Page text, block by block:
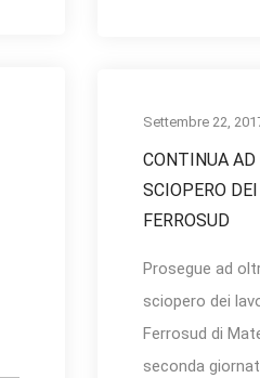
Settembre 22,
CONTINUA
SCIOPERO
FERROSUD
Prosegue ad
sciopero dei
Ferrosud di
seconda